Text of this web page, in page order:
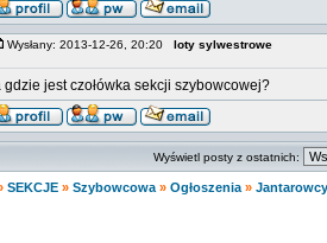
Wysłany: 2013-12-26, 20:20 loty sylwestrowe
gdzie jest czołówka sekcji szybowcowej?
Wyświetl posty z ostatnich:
SEKCJE » Szybowcowa » Ogłoszenia »